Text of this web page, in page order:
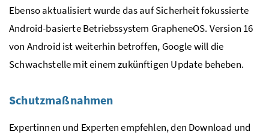
Ebenso aktualisiert wurde das auf Sicherheit fokussierte
Android-basierte Betriebssystem GrapheneOS. Version 16
von Android ist weiterhin betroffen, Google will die
Schwachstelle mit einem zukünftigen Update beheben.
Schutzmaßnahmen
Expertinnen und Experten empfehlen, den Download und